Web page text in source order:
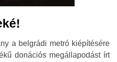
a belgrádi metró kiépítésére
donációs megállapodást írt